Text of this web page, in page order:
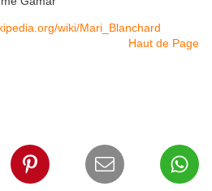
wiki/Mari_Blanchard
Haut de Page